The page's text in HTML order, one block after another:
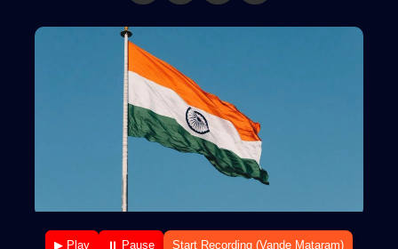
▶ Play ⏸ Pause Start Recording (Vande Mataram)